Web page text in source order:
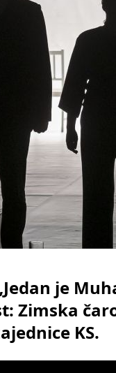
je
Zimska
KS.